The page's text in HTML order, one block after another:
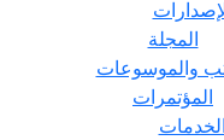
المجلة
والموسوعات
المؤتمرات
الخدمات